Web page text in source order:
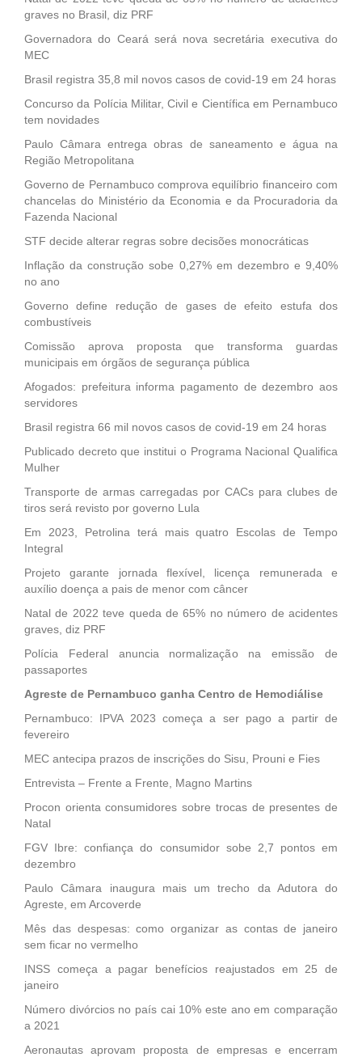
graves no Brasil, diz PRF
Governadora do Ceará será nova secretária executiva do
MEC
Brasil registra 35,8 mil novos casos de covid-19 em 24 horas
Concurso da Polícia Militar, Civil e Científica em Pernambuco
tem novidades
Paulo Câmara entrega obras de saneamento e água na
Região Metropolitana
Governo de Pernambuco comprova equilíbrio financeiro com
chancelas do Ministério da Economia e da Procuradoria da
Fazenda Nacional
STF decide alterar regras sobre decisões monocráticas
Inflação da construção sobe 0,27% em dezembro e 9,40%
no ano
Governo define redução de gases de efeito estufa dos
combustíveis
Comissão aprova proposta que transforma guardas
municipais em órgãos de segurança pública
Afogados: prefeitura informa pagamento de dezembro aos
servidores
Brasil registra 66 mil novos casos de covid-19 em 24 horas
Publicado decreto que institui o Programa Nacional Qualifica
Mulher
Transporte de armas carregadas por CACs para clubes de
tiros será revisto por governo Lula
Em 2023, Petrolina terá mais quatro Escolas de Tempo
Integral
Projeto garante jornada flexível, licença remunerada e
auxílio doença a pais de menor com câncer
Natal de 2022 teve queda de 65% no número de acidentes
graves, diz PRF
Polícia Federal anuncia normalização na emissão de
passaportes
Agreste de Pernambuco ganha Centro de Hemodiálise
Pernambuco: IPVA 2023 começa a ser pago a partir de
fevereiro
MEC antecipa prazos de inscrições do Sisu, Prouni e Fies
Entrevista – Frente a Frente, Magno Martins
Procon orienta consumidores sobre trocas de presentes de
Natal
FGV Ibre: confiança do consumidor sobe 2,7 pontos em
dezembro
Paulo Câmara inaugura mais um trecho da Adutora do
Agreste, em Arcoverde
Mês das despesas: como organizar as contas de janeiro
sem ficar no vermelho
INSS começa a pagar benefícios reajustados em 25 de
janeiro
Número divórcios no país cai 10% este ano em comparação
a 2021
Aeronautas aprovam proposta de empresas e encerram